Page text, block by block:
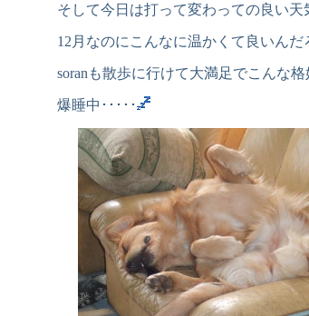
そして今日は打って変わっての良い天
12月なのにこんなに温かくて良いんだ
soranも散歩に行けて大満足でこんな格
爆睡中･････